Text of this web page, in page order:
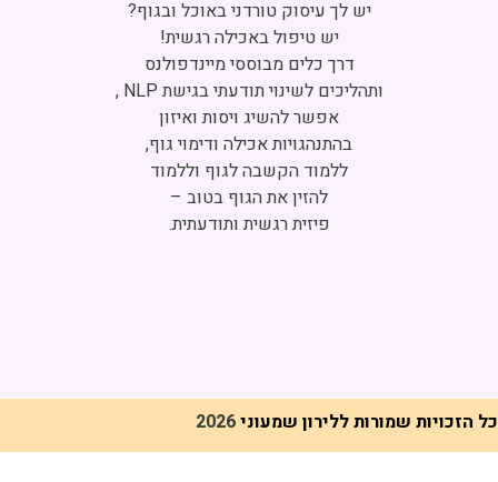
Click to accept marketing cookies and
enable this content